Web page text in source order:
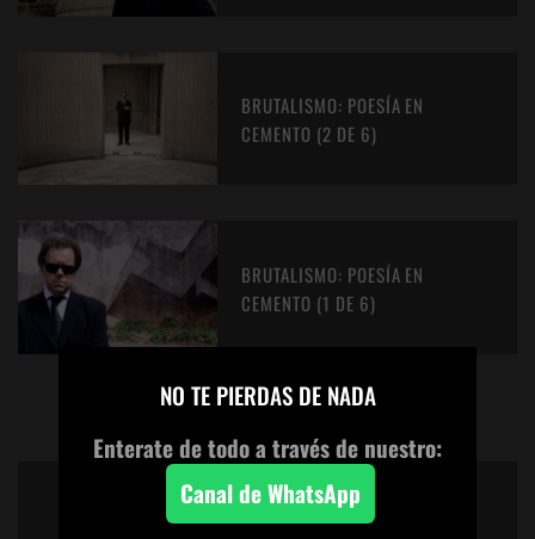
BRUTALISMO: POESÍA EN
CEMENTO (2 DE 6)
BRUTALISMO: POESÍA EN
CEMENTO (1 DE 6)
FAVORITOS DE LOS MIEMBROS
DEL CLUBSUB
NO TE PIERDAS DE NADA
Enterate de todo a través de nuestro:
Canal de WhatsApp